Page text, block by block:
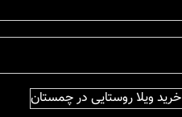
خرید ویلا روستایی در چمستان